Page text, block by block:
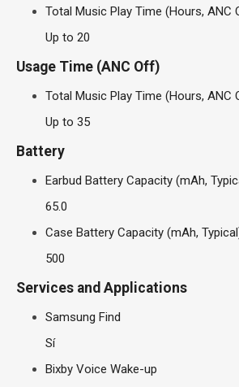
Total Music Play Time (Hours, ANC
Up to 20
Usage Time (ANC Off)
Total Music Play Time (Hours, ANC
Up to 35
Battery
Earbud Battery Capacity (mAh,
65.0
Case Battery Capacity (mAh,
500
Services and Applications
Samsung Find
Sí
Bixby Voice Wake-up